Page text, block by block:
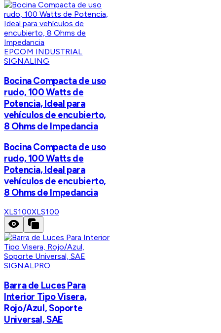
EPCOM INDUSTRIAL
SIGNALING
Bocina Compacta de uso
rudo, 100 Watts de
Potencia, Ideal para
vehículos de encubierto,
8 Ohms de Impedancia
Bocina Compacta de uso
rudo, 100 Watts de
Potencia, Ideal para
vehículos de encubierto,
8 Ohms de Impedancia
XLS100XLS100
SIGNALPRO
Barra de Luces Para
Interior Tipo Visera,
Rojo/Azul, Soporte
Universal, SAE